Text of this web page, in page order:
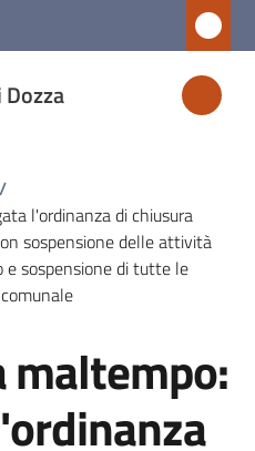
/
l'ordinanza di chiusura
sospensione delle attività
sospensione di tutte le
maltempo: